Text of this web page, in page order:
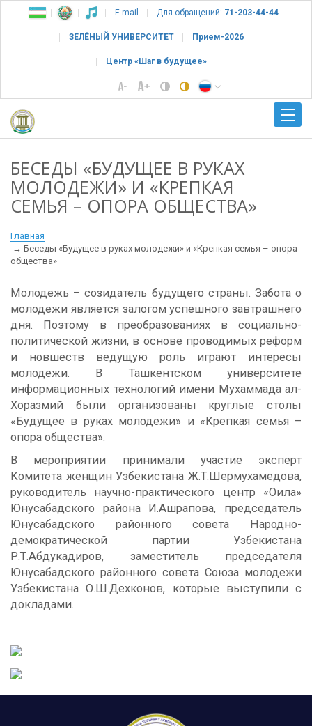
E-mail Для обращений: 71-203-44-44
ЗЕЛЁНЫЙ УНИВЕРСИТЕТ Прием-2026
Центр «Шаг в будущее»
БЕСЕДЫ «БУДУЩЕЕ В РУКАХ
МОЛОДЕЖИ» И «КРЕПКАЯ
СЕМЬЯ – ОПОРА ОБЩЕСТВА»
Главная
Беседы «Будущее в руках молодежи» и «Крепкая семья – опора
общества»
Молодежь – созидатель будущего страны. Забота о
молодежи является залогом успешного завтрашнего
дня. Поэтому в преобразованиях в социально-
политической жизни, в основе проводимых реформ
и новшеств ведущую роль играют интересы
молодежи. В Ташкентском университете
информационных технологий имени Мухаммада ал-
Хоразмий были организованы круглые столы
«Будущее в руках молодежи» и «Крепкая семья –
опора общества».
В мероприятии принимали участие эксперт
Комитета женщин Узбекистана Ж.Т.Шермухамедова,
руководитель научно-практического центр «Оила»
Юнусабадского района И.Ашрапова, председатель
Юнусабадского районного совета Народно-
демократической партии Узбекистана
Р.Т.Абдукадиров, заместитель председателя
Юнусабадского районного совета Союза молодежи
Узбекистана О.Ш.Дехконов, которые выступили с
докладами.